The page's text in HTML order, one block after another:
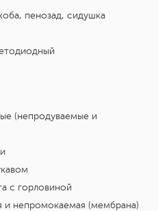
пенозад, сидушка
(непродуваемые и
с горловиной
и непромокаемая (мембрана)